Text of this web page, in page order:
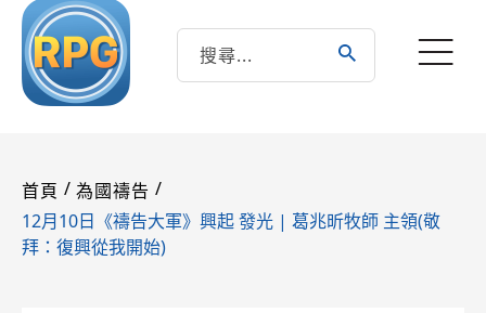
首頁 / 為國禱告 /
12月10日《禱告大軍》興起 發光 | 葛兆昕牧師 主領(敬
拜：復興從我開始)